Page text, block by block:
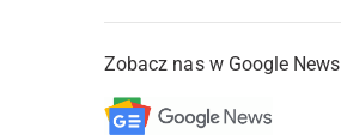
Zobacz nas w Google News